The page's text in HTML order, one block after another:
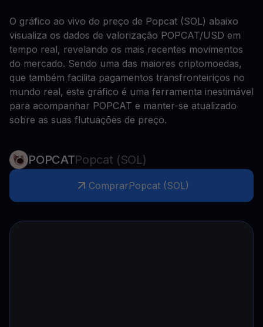
O gráfico ao vivo do preço de Popcat (SOL) abaixo
visualiza os dados de valorização POPCAT/USD em
tempo real, revelando os mais recentes movimentos
do mercado. Sendo uma das maiores criptomoedas,
que também facilita pagamentos transfronteiriços no
mundo real, este gráfico é uma ferramenta inestimável
para acompanhar POPCAT e manter-se atualizado
sobre as suas flutuações de preço.
POPCATPopcat (SOL)
ComprarPopcat (SOL)